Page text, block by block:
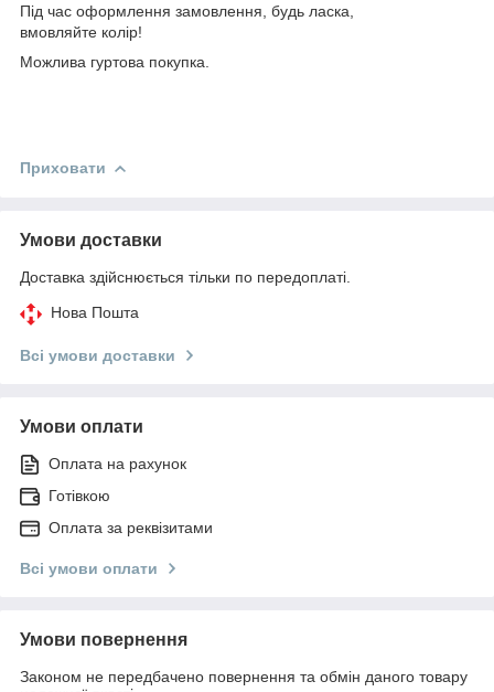
Під час оформлення замовлення, будь ласка,
вмовляйте колір!
Можлива гуртова покупка.
Приховати
Умови доставки
Доставка здійснюється тільки по передоплаті.
Нова Пошта
Всі умови доставки
Умови оплати
Оплата на рахунок
Готівкою
Оплата за реквізитами
Всі умови оплати
Умови повернення
Законом не передбачено повернення та обмін даного товару